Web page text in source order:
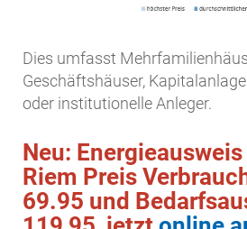
Dies umfasst
Geschäftshäuser,
oder institutionelle Anleger.
Neu:
Riem Preis
69.95 und